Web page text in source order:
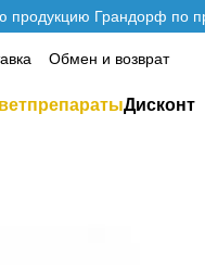
продукцию Грандорф по
Обмен и возврат
Дисконт